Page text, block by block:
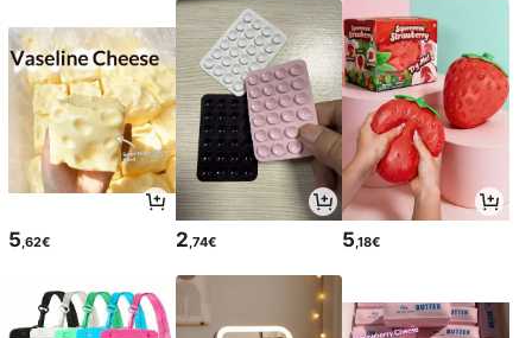
5,62€ 2,74€ 5,18€